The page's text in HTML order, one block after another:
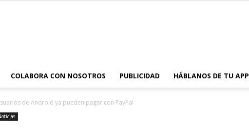
COLABORA CON NOSOTROS PUBLICIDAD HÁBLANOS DE TU APP
de Android ya pueden pagar con PayPal